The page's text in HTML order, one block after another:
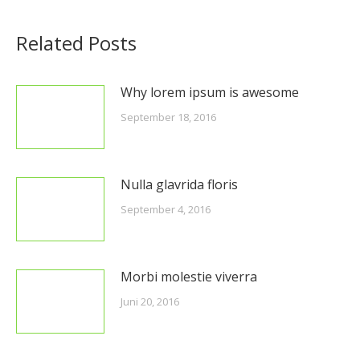
Related Posts
Why lorem ipsum is awesome
September 18, 2016
Nulla glavrida floris
September 4, 2016
Morbi molestie viverra
Juni 20, 2016